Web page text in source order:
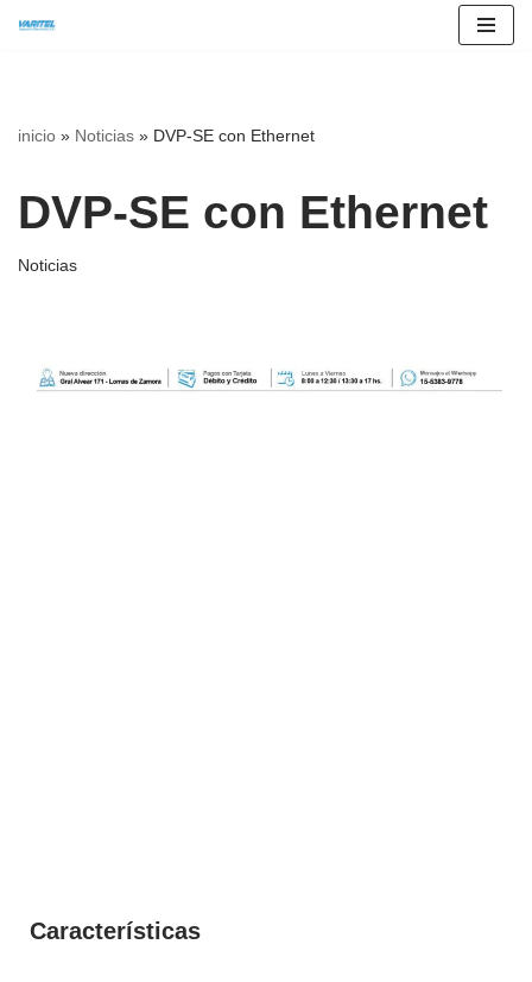
inicio » Noticias » DVP-SE con Ethernet
DVP-SE con Ethernet
Noticias
Características